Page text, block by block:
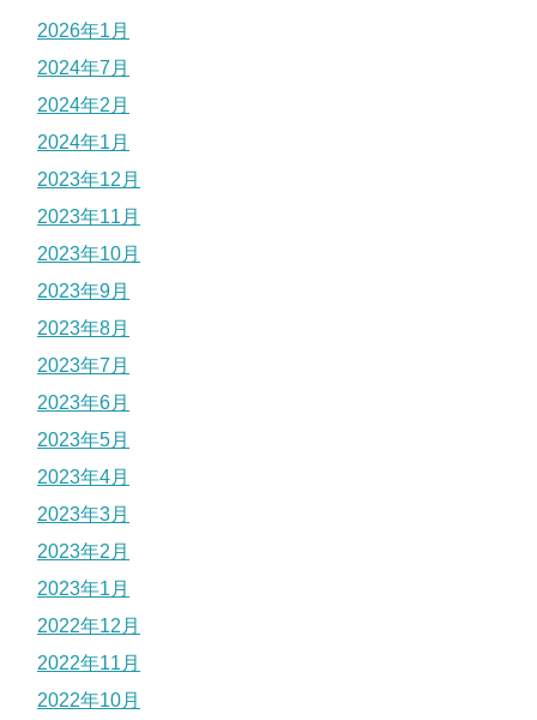
2026年1月
2024年7月
2024年2月
2024年1月
2023年12月
2023年11月
2023年10月
2023年9月
2023年8月
2023年7月
2023年6月
2023年5月
2023年4月
2023年3月
2023年2月
2023年1月
2022年12月
2022年11月
2022年10月